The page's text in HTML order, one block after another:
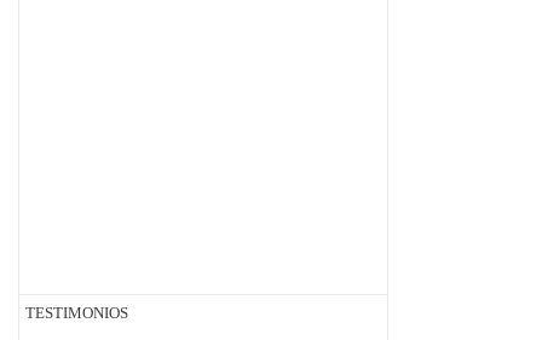
TESTIMONIOS